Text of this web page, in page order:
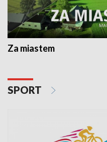
Za miastem
SPORT